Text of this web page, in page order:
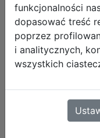
funkcjonalności
dopasować treść
poprzez
i analitycznych,
wszystkich